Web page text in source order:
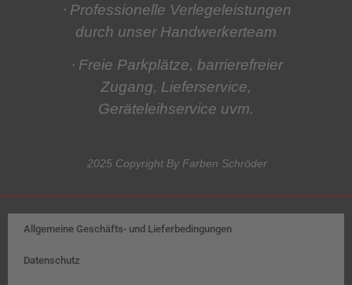
⋅ Professionelle Verlegeleistungen
durch unser Handwerkerteam
⋅ Freie Parkplätze, barrierefreier
Zugang, Lieferservice,
Geräteleihservice uvm.
2025 Copyright By Farben Schröder
Allgemeine Geschäfts- und Lieferbedingungen
Datenschutz